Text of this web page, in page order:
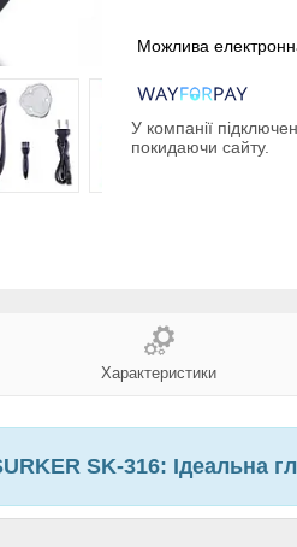
У компанії
покидаючи сайту.
Характеристики
SK-316: Ідеальна